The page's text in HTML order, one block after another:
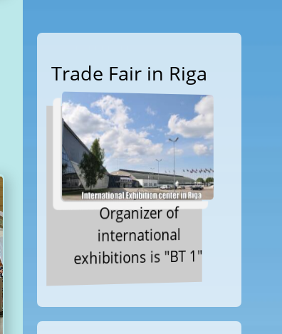
Trade Fair in Riga
Organizer of
international
exhibitions is "BT 1"